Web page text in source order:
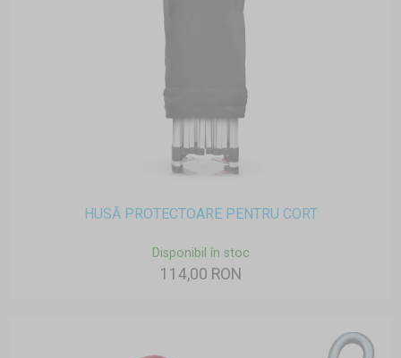
HUSĂ PROTECTOARE PENTRU CORT
Disponibil în stoc
114,00 RON